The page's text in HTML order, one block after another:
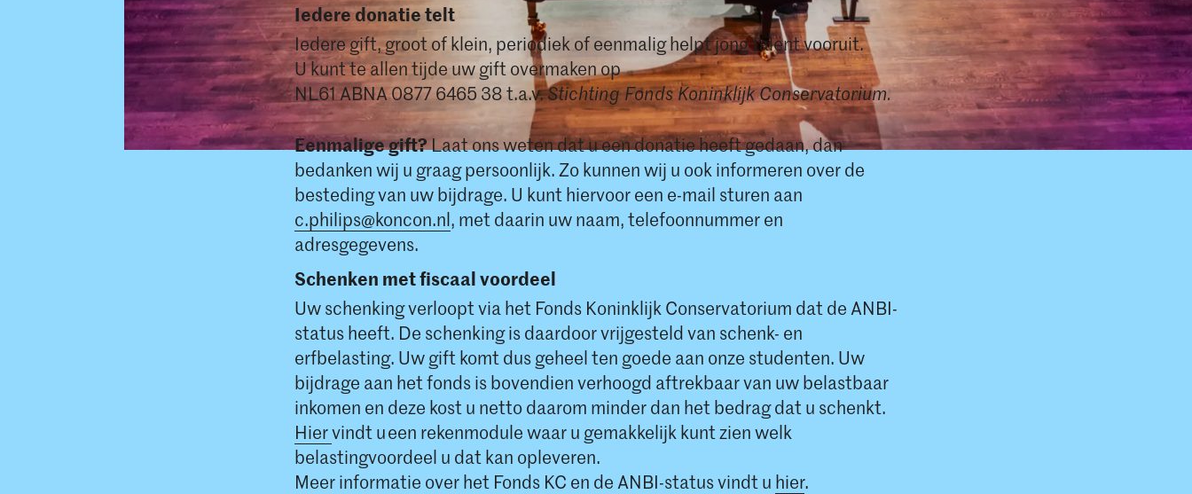
Iedere donatie telt
Iedere gift, groot of klein, periodiek of eenmalig helpt jong talent vooruit.
U kunt te allen tijde uw gift overmaken op
NL61 ABNA 0877 6465 38 t.a.v.Stichting Fonds Koninklijk Conservatorium.
Eenmalige gift?Laat ons weten dat u een donatie heeft gedaan, dan
bedanken wij u graag persoonlijk. Zo kunnen wij u ook informeren over de
besteding van uw bijdrage. U kunt hiervoor een e-mail sturen aan
c.philips@koncon.nl, met daarin uw naam, telefoonnummer en
adresgegevens.
Schenken met fiscaal voordeel
Uw schenking verloopt via het Fonds Koninklijk Conservatorium dat de ANBI-
status heeft. De schenking is daardoor vrijgesteld van schenk- en
erfbelasting. Uw gift komt dus geheel ten goede aan onze studenten. Uw
bijdrage aan het fonds is bovendien verhoogd aftrekbaar van uw belastbaar
inkomen en deze kost u netto daarom minder dan het bedrag dat u schenkt.
Hiervindt u een rekenmodule waar u gemakkelijk kunt zien welk
belastingvoordeel u dat kan opleveren.
Meer informatie over het Fonds KC en de ANBI-status vindt u hier.